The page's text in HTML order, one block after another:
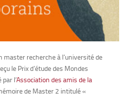
master recherche à l’université de
le Prix d’étude des Mondes
l’Association des amis de la
de Master 2 intitulé«